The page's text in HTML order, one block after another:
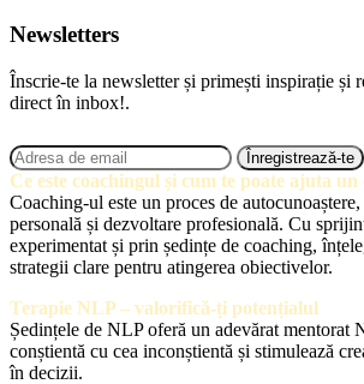
Newsletters
Înscrie-te la newsletter și primești inspirație și
direct în inbox!.
Ce este coachingul și cum te poate ajuta un
Coaching-ul este un proces de
personală și dezvoltare profesională. Cu
experimentat și prin ședințe de coaching,
strategii clare pentru atingerea obiectivelor.
Terapie NLP – valorifică-ți potențialul
Ședințele de NLP oferă un adevărat mentorat
conștientă cu cea inconștientă și stimulează
în decizii.